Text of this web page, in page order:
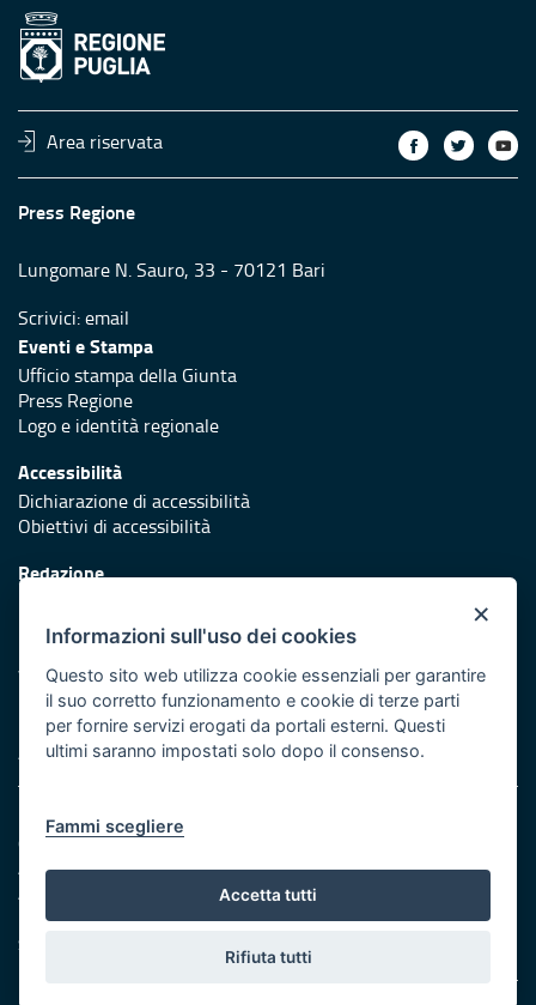
Area riservata
Press Regione
Lungomare N. Sauro, 33 - 70121 Bari
Scrivici:email
Eventi e Stampa
Ufficio stampa della Giunta
Press Regione
Logo e identità regionale
Accessibilità
Dichiarazione di accessibilità
Obiettivi di accessibilità
Redazione
Protezione civile
Vai al sito di Protezione Civile Puglia
Iniziativa finanziata con risorse del POR Puglia 2014/2020 -
Asse XI
Note legali
Cookie e privacy
Amministrazione trasparente
Atti di notifica
Feed RSS
Servizi Intranet
×
Informazioni sull'uso dei cookies
Questo sito web utilizza cookie essenziali per garantire
il suo corretto funzionamento e cookie di terze parti
per fornire servizi erogati da portali esterni. Questi
ultimi saranno impostati solo dopo il consenso.
Fammi scegliere
Accetta tutti
Rifiuta tutti